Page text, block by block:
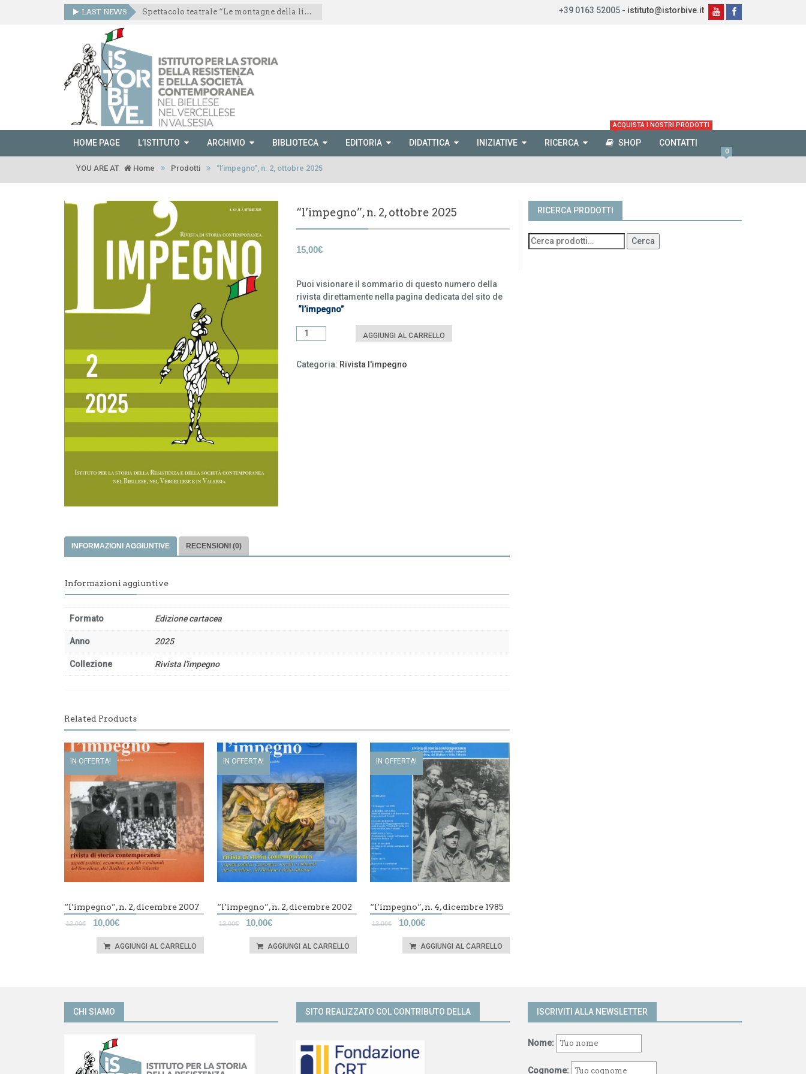
LAST NEWS Spettacolo teatrale “Le montagne della libertà” +39 0163 52005 - istituto@istorbive.it
HOME PAGE L’ISTITUTO ARCHIVIO BIBLIOTECA EDITORIA DIDATTICA INIZIATIVE RICERCA SHOP
ACQUISTA I NOSTRI PRODOTTI
CONTATTI
0
YOU ARE AT Home Prodotti “l’impegno”, n. 2, ottobre 2025
“l’impegno”, n. 2, ottobre 2025
15,00€
Puoi visionare il sommario di questo numero della
rivista direttamente nella pagina dedicata del sito de
“l’impegno”..
“l’impegno”,
n.
ottobre
AGGIUNGI AL CARRELLO
Categoria: Rivista l'impegno
INFORMAZIONI AGGIUNTIVE RECENSIONI (0)
Informazioni aggiuntive
Formato Edizione cartacea
Anno 2025
Collezione Rivista l'impegno
Related Products
IN OFFERTA!
“l’impegno”, n. 2, dicembre 2007
12,00€ 10,00€
AGGIUNGI AL CARRELLO
IN OFFERTA!
“l’impegno”, n. 2, dicembre 2002
12,00€ 10,00€
AGGIUNGI AL CARRELLO
IN OFFERTA!
“l’impegno”, n. 4, dicembre 1985
12,00€ 10,00€
AGGIUNGI AL CARRELLO
RICERCA PRODOTTI
Cerca
CHI SIAMO SITO REALIZZATO COL CONTRIBUTO DELLA ISCRIVITI ALLA NEWSLETTER
Nome:
Cognome: